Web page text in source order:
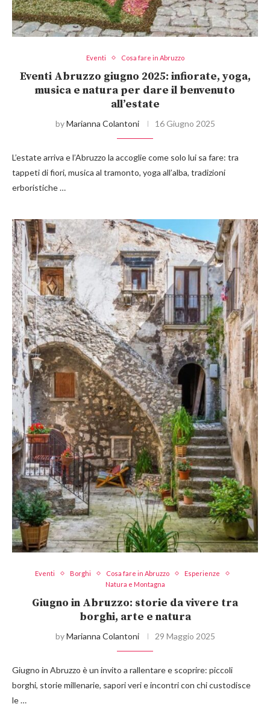
Eventi Cosa fare in Abruzzo
Eventi Abruzzo giugno 2025: infiorate, yoga,
musica e natura per dare il benvenuto
all’estate
byMarianna Colantoni 16 Giugno 2025
L’estate arriva e l’Abruzzo la accoglie come solo lui sa fare: tra
tappeti di fiori, musica al tramonto, yoga all’alba, tradizioni
erboristiche …
Eventi Borghi Cosa fare in Abruzzo
Esperienze
Natura e Montagna
Giugno in Abruzzo: storie da vivere tra
borghi, arte e natura
byMarianna Colantoni 29 Maggio 2025
Giugno in Abruzzo è un invito a rallentare e scoprire: piccoli
borghi, storie millenarie, sapori veri e incontri con chi custodisce
le …